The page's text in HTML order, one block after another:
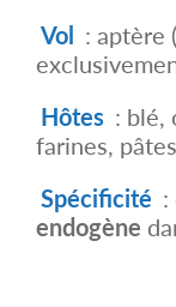
Vol : aptère
Hôtes : blé,
farines,
Spécificité
endogène